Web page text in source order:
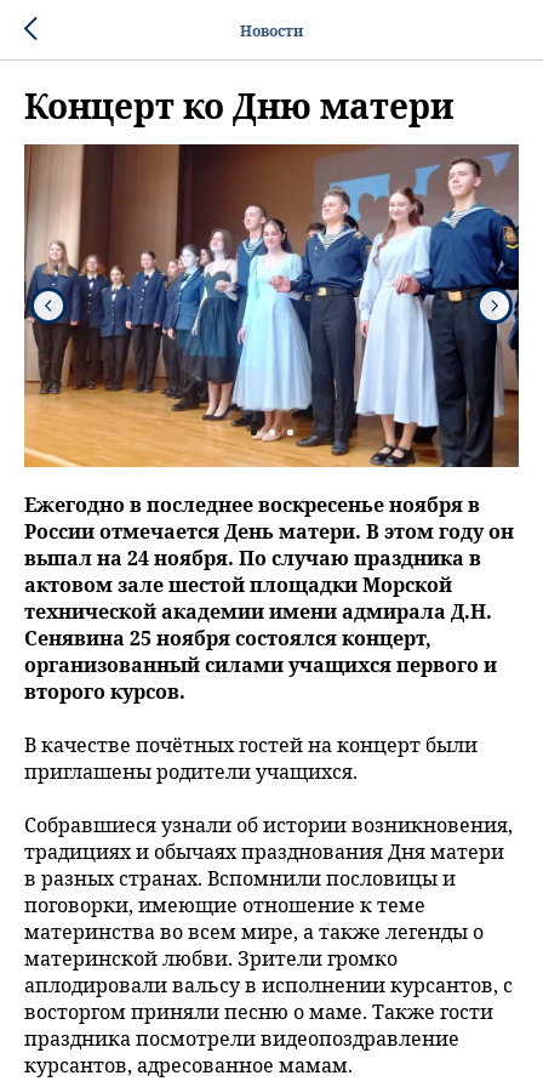
Новости
Концерт ко Дню матери
Ежегодно в последнее воскресенье ноября в
России отмечается День матери. В этом году он
выпал на 24 ноября. По случаю праздника в
актовом зале шестой площадки Морской
технической академии имени адмирала Д.Н.
Сенявина 25 ноября состоялся концерт,
организованный силами учащихся первого и
второго курсов.
В качестве почётных гостей на концерт были
приглашены родители учащихся.
Собравшиеся узнали об истории возникновения,
традициях и обычаях празднования Дня матери
в разных странах. Вспомнили пословицы и
поговорки, имеющие отношение к теме
материнства во всем мире, а также легенды о
материнской любви. Зрители громко
аплодировали вальсу в исполнении курсантов, с
восторгом приняли песню о маме. Также гости
праздника посмотрели видеопоздравление
курсантов, адресованное мамам.